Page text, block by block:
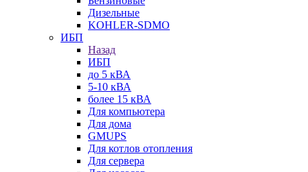
Дизельные
KOHLER-SDMO
ИБП
Назад
ИБП
до 5 кВА
5-10 кВА
более 15 кВА
Для компьютера
Для дома
GMUPS
Для котлов отопления
Для сервера